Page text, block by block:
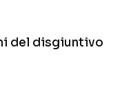
del disgiuntivo